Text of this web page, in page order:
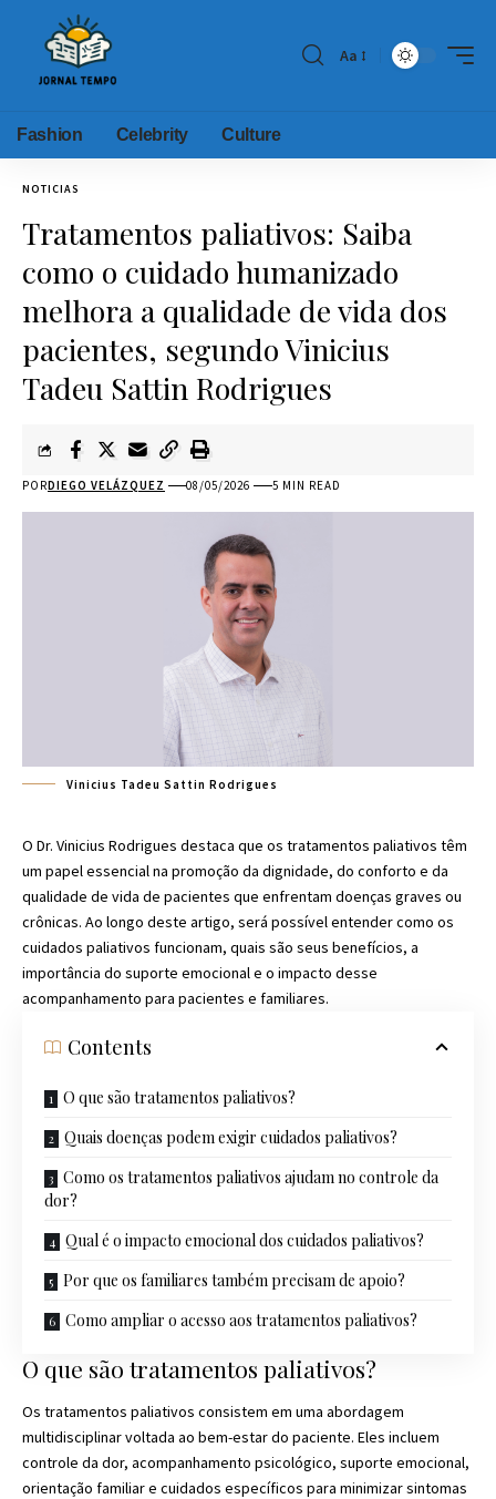
Aa
Fashion Celebrity Culture
NOTICIAS
Tratamentos paliativos: Saiba
como o cuidado humanizado
melhora a qualidade de vida dos
pacientes, segundo Vinicius
Tadeu Sattin Rodrigues
PORDIEGO VELÁZQUEZ 08/05/2026 5 MIN READ
Vinicius Tadeu Sattin Rodrigues
O Dr. Vinicius Rodrigues destaca que os tratamentos paliativos têm
um papel essencial na promoção da dignidade, do conforto e da
qualidade de vida de pacientes que enfrentam doenças graves ou
crônicas. Ao longo deste artigo, será possível entender como os
cuidados paliativos funcionam, quais são seus benefícios, a
importância do suporte emocional e o impacto desse
acompanhamento para pacientes e familiares.
Contents
O que são tratamentos paliativos?
Quais doenças podem exigir cuidados paliativos?
Como os tratamentos paliativos ajudam no controle da
dor?
Qual é o impacto emocional dos cuidados paliativos?
Por que os familiares também precisam de apoio?
Como ampliar o acesso aos tratamentos paliativos?
O que são tratamentos paliativos?
Os tratamentos paliativos consistem em uma abordagem
multidisciplinar voltada ao bem-estar do paciente. Eles incluem
controle da dor, acompanhamento psicológico, suporte emocional,
orientação familiar e cuidados específicos para minimizar sintomas